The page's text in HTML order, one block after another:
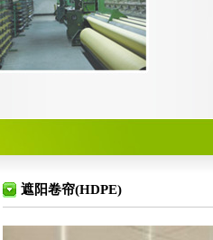
遮阳卷帘(HDPE)